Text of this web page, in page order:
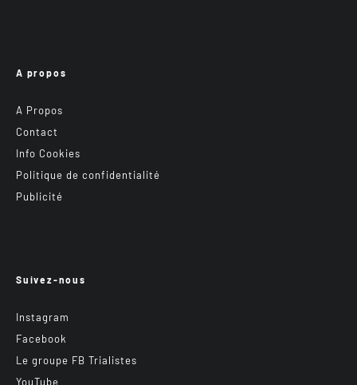
A propos
A Propos
Contact
Info Cookies
Politique de confidentialité
Publicité
Suivez-nous
Instagram
Facebook
Le groupe FB Trialistes
YouTube